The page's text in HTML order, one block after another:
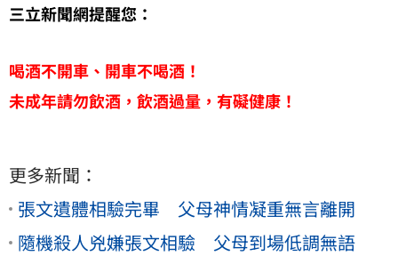
三立新聞網提醒您：
喝酒不開車、開車不喝酒！
未成年請勿飲酒，飲酒過量，有礙健康！
更多新聞：
張文遺體相驗完畢 父母神情凝重無言離開
隨機殺人兇嫌張文相驗 父母到場低調無語